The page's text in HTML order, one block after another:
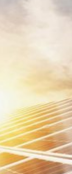
el 43,6
existen